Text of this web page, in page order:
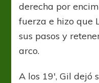
derecha por
fuerza e hizo que
sus pasos y
arco.
A los 19′, Gil dejó